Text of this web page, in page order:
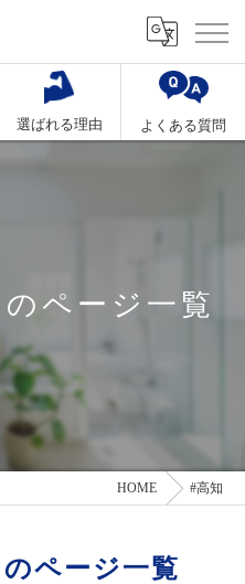
選ばれる理由 よくある質問
ページ一覧
HOME #高知
ページ一覧